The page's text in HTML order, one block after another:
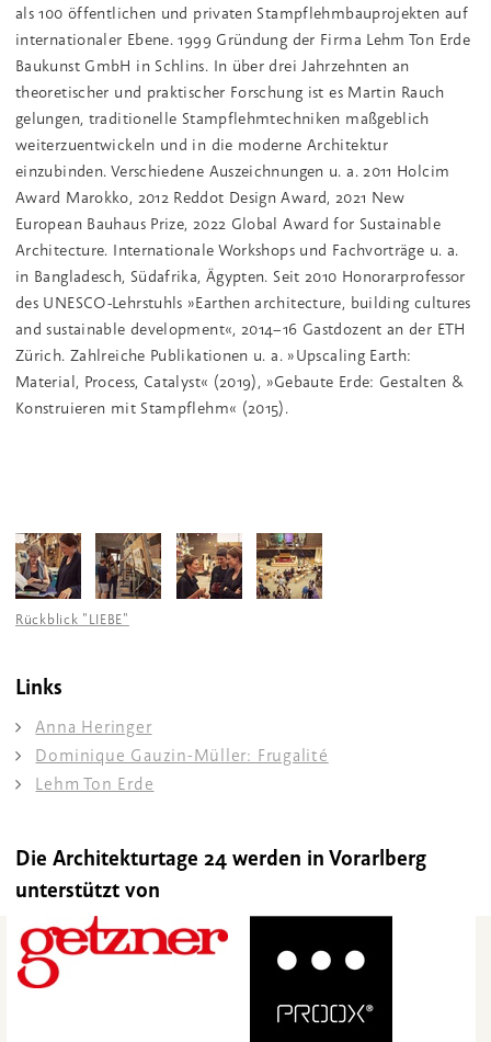
als 100 öffentlichen und privaten Stampflehmbauprojekten auf
internationaler Ebene. 1999 Gründung der Firma Lehm Ton Erde
Baukunst GmbH in Schlins. In über drei Jahrzehnten an
theoretischer und praktischer Forschung ist es Martin Rauch
gelungen, traditionelle Stampflehmtechniken maßgeblich
weiterzuentwickeln und in die moderne Architektur
einzubinden. Verschiedene Auszeichnungen u. a. 2011 Holcim
Award Marokko, 2012 Reddot Design Award, 2021 New
European Bauhaus Prize, 2022 Global Award for Sustainable
Architecture. Internationale Workshops und Fachvorträge u. a.
in Bangladesch, Südafrika, Ägypten. Seit 2010 Honorarprofessor
des UNESCO-Lehrstuhls »Earthen architecture, building cultures
and sustainable development«, 2014−16 Gastdozent an der ETH
Zürich. Zahlreiche Publikationen u. a. »Upscaling Earth:
Material, Process, Catalyst« (2019), »Gebaute Erde: Gestalten &
Konstruieren mit Stampflehm« (2015).
Rückblick "LIEBE"
Links
Anna Heringer
Dominique Gauzin-Müller: Frugalité
Lehm Ton Erde
Die Architekturtage 24 werden in Vorarlberg
unterstützt von